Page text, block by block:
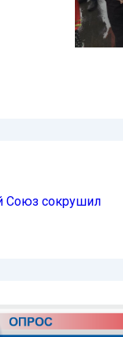
Союз сокрушил